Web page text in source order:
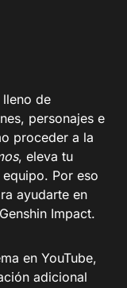
lleno de
personajes e
proceder a la
, eleva tu
Por eso
ayudarte en
Impact.
en YouTube,
adicional